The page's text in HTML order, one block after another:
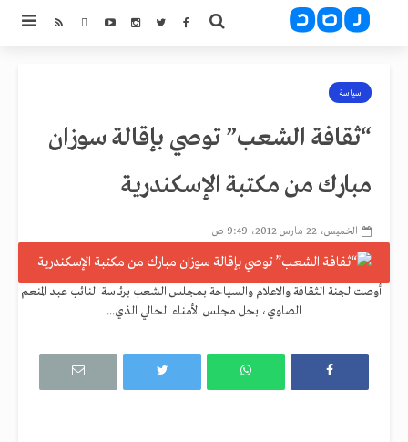
سياسة
“ثقافة الشعب” توصي بإقالة سوزان
مبارك من مكتبة الإسكندرية
الخميس، 22 مارس 2012، 9:49 ص
أوصت لجنة الثقافة والاعلام والسياحة بمجلس الشعب برئاسة النائب عبد المنعم
الصاوي، بحل مجلس الأمناء الحالي الذي...